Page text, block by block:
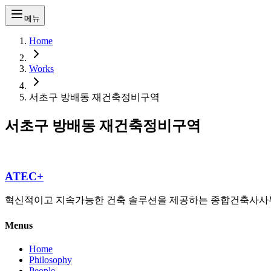
메뉴
Home
Works
서초구 방배동 재건축정비구역
서초구 방배동 재건축정비구역
ATEC+
혁신적이고 지속가능한 건축 솔루션을 제공하는 종합건축사사
Menus
Home
Philosophy